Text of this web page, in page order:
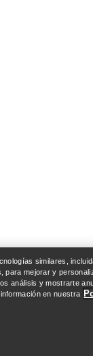
similares,
para mejorar y
análisis y mostrarte
en nuestra